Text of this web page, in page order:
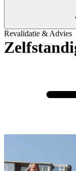
Revalidatie & Advies